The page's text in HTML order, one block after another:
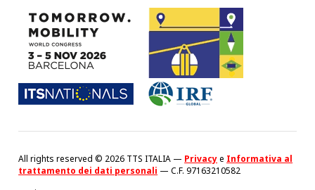
All rights reserved © 2026 TTS ITALIA — Privacye Informativa al
trattamento dei dati personali — C.F. 97163210582